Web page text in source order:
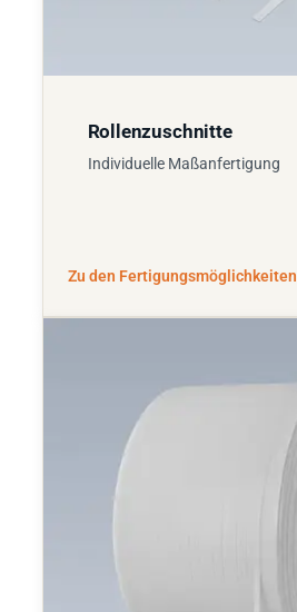
Rollenzuschnitte
Individuelle Maßanfertigung
Zu den Fertigungsmöglichkeiten